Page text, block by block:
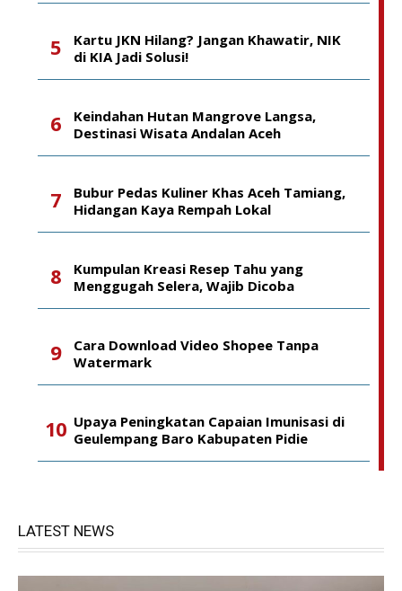
Kartu JKN Hilang? Jangan Khawatir, NIK
di KIA Jadi Solusi!
Keindahan Hutan Mangrove Langsa,
Destinasi Wisata Andalan Aceh
Bubur Pedas Kuliner Khas Aceh Tamiang,
Hidangan Kaya Rempah Lokal
Kumpulan Kreasi Resep Tahu yang
Menggugah Selera, Wajib Dicoba
Cara Download Video Shopee Tanpa
Watermark
Upaya Peningkatan Capaian Imunisasi di
Geulempang Baro Kabupaten Pidie
LATEST NEWS